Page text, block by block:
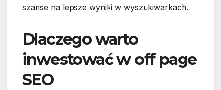
szanse na lepsze wyniki w wyszukiwarkach.
Dlaczego warto
inwestować w off page
SEO